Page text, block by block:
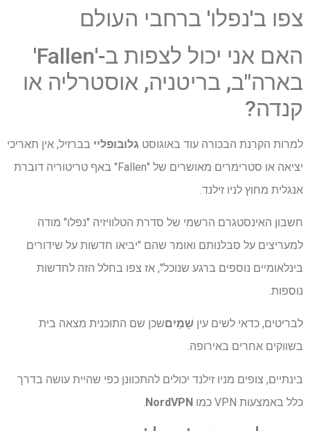
צפו ב'נפלו' ברחבי העולם
האם אני יכול לצפות ב-'Fallen'
בארה"ב, בריטניה, אוסטרליה או
קנדה?
למרות הקרנת הבכורה עוד באוגוסט גלובופליי בברזיל, אין תאריכי
יציאה או סטרימרים מאושרים של "Fallen" באף טריטוריה דוברת
אנגלית מחוץ לניו זילנד.
חשבון האינסטגרם הרשמי של סדרת הטלוויזיה "נפלו" מודה
למעריצים על סבלנותם ואומר שהם "יביאו חדשות על שידורים
בינלאומיים נוספים ברגע שנוכל", אז צפו בחלל הזה לחדשות
נוספות.
לבריטים, כדאי לשים עין שָׁמַיִםשכן שם התוכנית מצאה בית
בשווקים אחרים באירופה.
בינתיים, צופים מניו זילנד יכולים להתכוונן כפי שהיית עושה בדרך
כלל באמצעות VPN כמו
NordVPN